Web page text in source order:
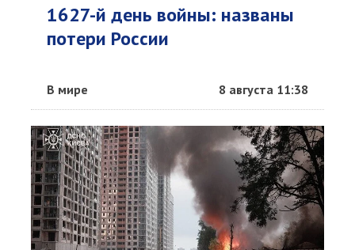
1627-й день войны: названы
потери России
В мире 8 августа 11:38